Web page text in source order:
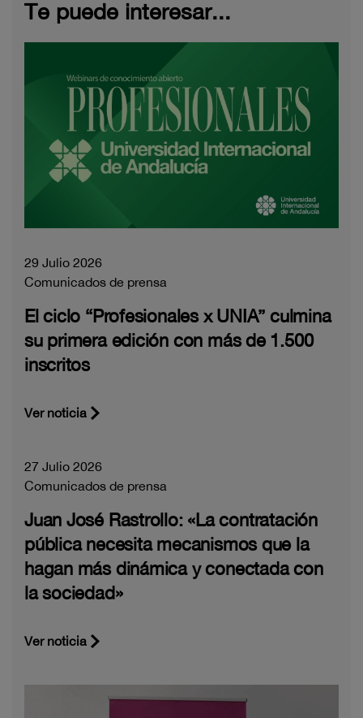
Te puede interesar...
29 Julio 2026
Comunicados de prensa
El ciclo “Profesionales x UNIA” culmina
su primera edición con más de 1.500
inscritos
Ver noticia
27 Julio 2026
Comunicados de prensa
Juan José Rastrollo: «La contratación
pública necesita mecanismos que la
hagan más dinámica y conectada con
la sociedad»
Ver noticia